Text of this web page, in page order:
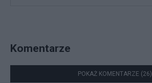
Komentarze
POKAŻ KOMENTARZE (26)